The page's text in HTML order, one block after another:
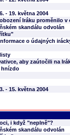
- 19. května 2004
Iráku proměnilo v
skandálu odvolán
o údajných
aby zaútočili na
hnízdo
- 15. května 2004
i když "neplně"?
skandálu odvolán